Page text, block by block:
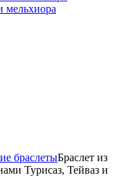
мельхиора
браслетыБраслет из
Турисаз, Тейваз и